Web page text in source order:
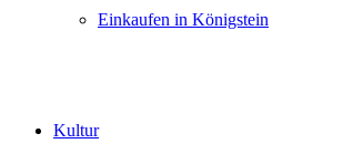
Einkaufen in Königstein
Kultur